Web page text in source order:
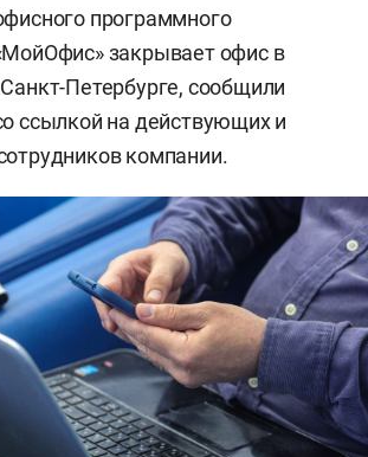
программного
закрывает офис в
Петербурге, сообщили
ссылкой на действующих и
компании.